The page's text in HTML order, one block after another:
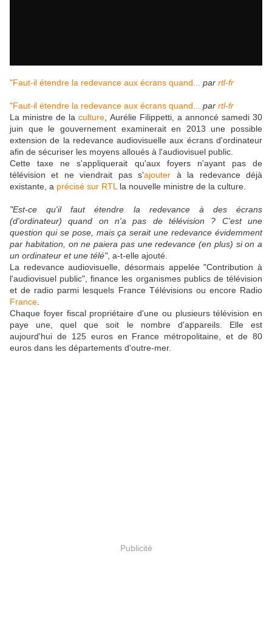
"Faut-il étendre la redevance aux écrans quand... par rtl-fr
"Faut-il étendre la redevance aux écrans quand... par rtl-fr
La ministre de laculture , Aurélie Filippetti, a annoncé samedi 30
juin que le gouvernement examinerait en 2013 une possible
extension de la redevance audiovisuelle aux écrans d'ordinateur
afin de sécuriser les moyens alloués à l'audiovisuel public.
Cette taxe ne s'appliquerait qu'aux foyers n'ayant pas de
télévision et ne viendrait pas s'ajouter à la redevance déjà
existante, a précisé sur RTL la nouvelle ministre de la culture.
"Est-ce qu'il faut étendre la redevance à des écrans
(d'ordinateur) quand on n'a pas de télévision ? C'est une
question qui se pose, mais ça serait une redevance évidemment
par habitation, on ne paiera pas une redevance (en plus) si on a
un ordinateur et une télé", a-t-elle ajouté.
La redevance audiovisuelle, désormais appelée "Contribution à
l'audiovisuel public", finance les organismes publics de télévision
et de radio parmi lesquels France Télévisions ou encore Radio
France
Chaque foyer fiscal propriétaire d'une ou plusieurs télévision en
paye une, quel que soit le nombre d'appareils. Elle est
aujourd'hui de 125 euros en France métropolitaine, et de 80
euros dans les départements d'outre-mer.
Publicité